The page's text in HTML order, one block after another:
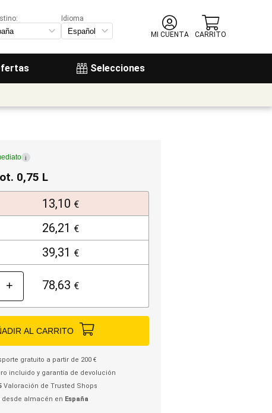
Selecciones
Idioma
MI CUENTA
CARRITO
i
0,75 L
13,10 €
26,21 €
39,31 €
+ 78,63 €
AL CARRITO
gratuito a partir de 200 €
incluido y garantía de devolución
Valoración de Trusted Shops
desde almacén en España